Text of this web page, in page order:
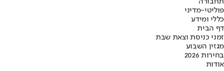
פוליטי-מדיני
כללי ומידע
דף הבית
זמני כניסת וצאת שבת
מגזין השבוע
בחירות 2026
אודות